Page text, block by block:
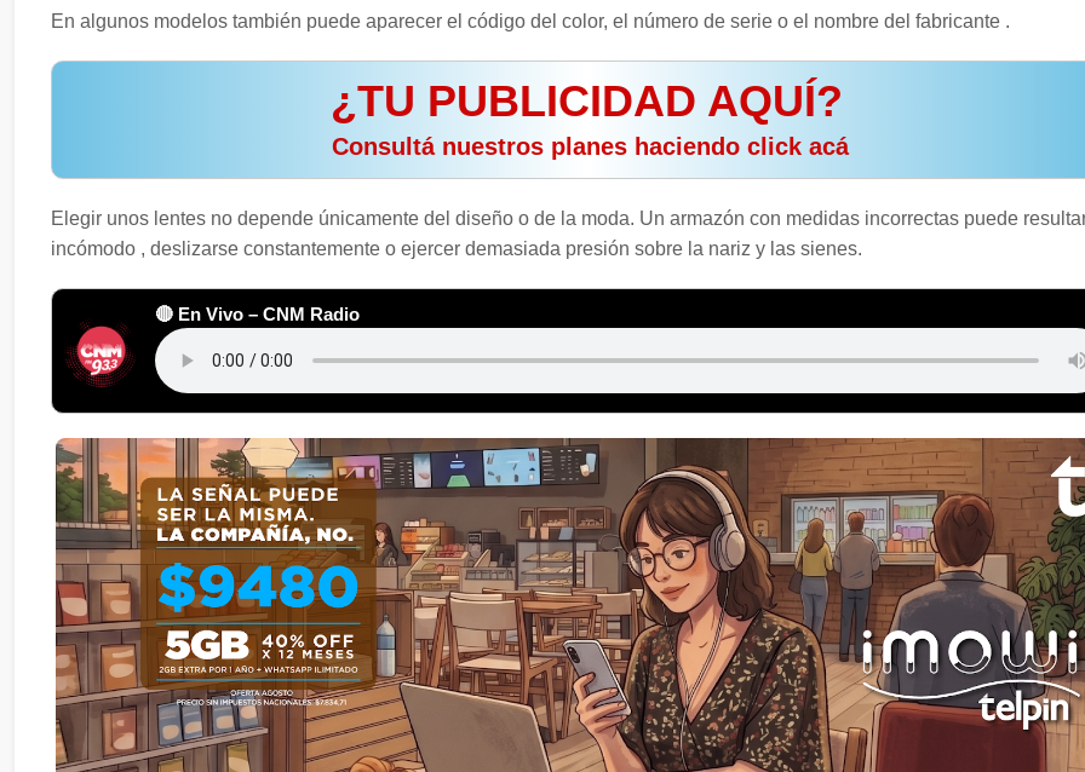
En algunos modelos también puede aparecer el código del color, el número de serie o el nombre del fabricante .
¿TU PUBLICIDAD AQUÍ?
️ Consultá nuestros planes haciendo click acá
Elegir unos lentes no depende únicamente del diseño o de la moda. Un armazón con medidas incorrectas puede
incómodo , deslizarse constantemente o ejercer demasiada presión sobre la nariz y las sienes.
🔴 En Vivo – CNM Radio